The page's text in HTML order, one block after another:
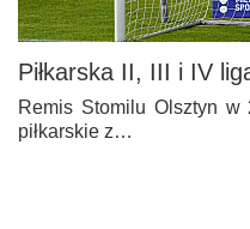
Piłkarska II, III i IV
Remis Stomilu Olsztyn w
piłkarskie z…